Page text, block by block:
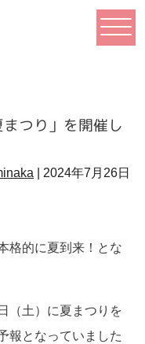
つり」を開催し
2024年7月26日
格的に夏到来！とな
（土）に夏まつりを
報となっていました